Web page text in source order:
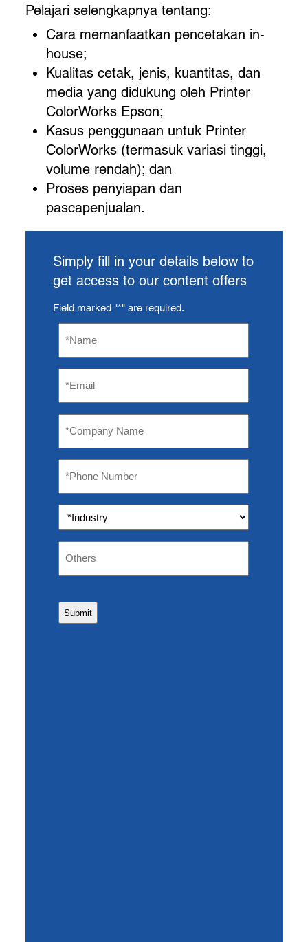
Pelajari selengkapnya tentang:
Cara memanfaatkan pencetakan in-
house;
Kualitas cetak, jenis, kuantitas, dan
media yang didukung oleh Printer
ColorWorks Epson;
Kasus penggunaan untuk Printer
ColorWorks (termasuk variasi tinggi,
volume rendah); dan
Proses penyiapan dan
pascapenjualan.
Simply fill in your details below to
get access to our content offers
Field marked "*" are required.